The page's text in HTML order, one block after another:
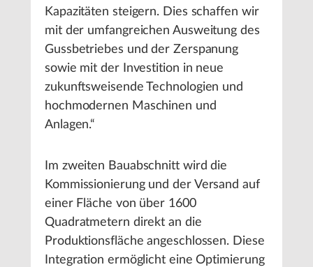
Kapazitäten steigern. Dies schaffen wir
mit der umfangreichen Ausweitung des
Gussbetriebes und der Zerspanung
sowie mit der Investition in neue
zukunftsweisende Technologien und
hochmodernen Maschinen und
Anlagen.“
Im zweiten Bauabschnitt wird die
Kommissionierung und der Versand auf
einer Fläche von über 1600
Quadratmetern direkt an die
Produktionsfläche angeschlossen. Diese
Integration ermöglicht eine Optimierung